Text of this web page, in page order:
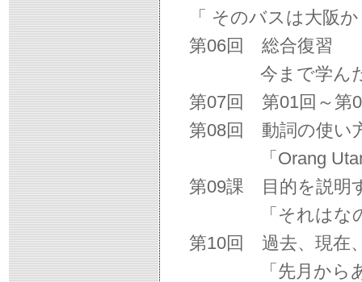
「 そのバスは大阪
第06回 総合復習
今まで学んだこ
第07回 第01回～第
第08回 動詞の使い
「Orang Utan
第09課 目的を説明
「それはなのた
第10回 過去、現在
「先月からあそ